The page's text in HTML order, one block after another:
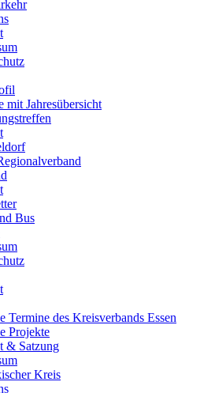
mit Jahresübersicht
Bus
Termine des Kreisverbands Essen
Projekte
& Satzung
Kreis